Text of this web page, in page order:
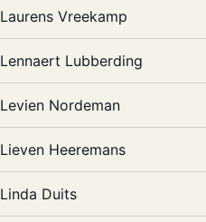
Laurens Vreekamp
Lennaert Lubberding
Levien Nordeman
Lieven Heeremans
Linda Duits